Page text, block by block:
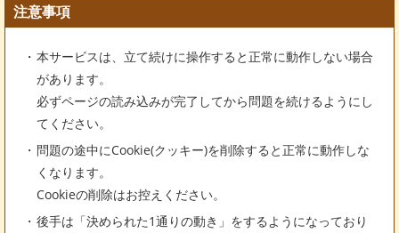
注意事項
本サービスは、立て続けに操作すると正常に動作しない場合
があります。
必ずページの読み込みが完了してから問題を続けるようにし
てください。
問題の途中にCookie(クッキー)を削除すると正常に動作しな
くなります。
Cookieの削除はお控えください。
後手は「決められた1通りの動き」をするようになっており